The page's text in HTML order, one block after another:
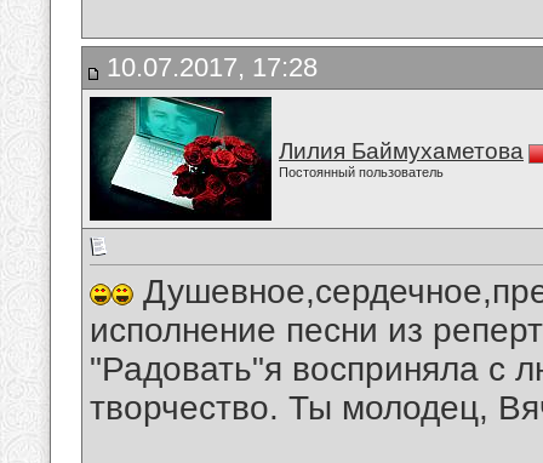
10.07.2017, 17:28
Лилия Баймухаметова
Постоянный пользователь
исполнение песни из
"Радовать"я восприняла с
творчество. Ты молодец,